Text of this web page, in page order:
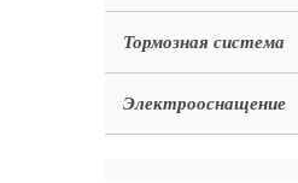
Тормозная система
Электрооснащение